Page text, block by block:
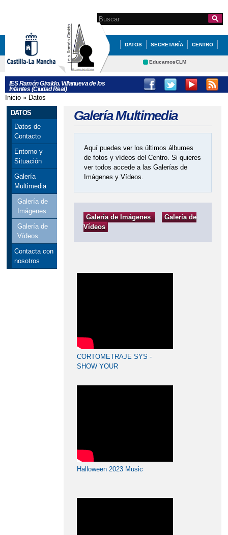
contenido
principal
Formulario de
búsqueda
Search this site
DATOS SECRETARÍA CENTRO
QUÉ HACEMOS NOVEDADES
ERASMUS + EVALUACIÓN
STEAM+
EducamosCLM
Educación Cultura
Contacto
IES Ramón Giraldo, Villanueva de los
Infantes (Ciudad Real)
Se encuentra usted aquí
Inicio » Datos
DATOS
Datos de
Contacto
Entorno y
Situación
Galería
Multimedia
Galería de
Imágenes
Galería de
Vídeos
Contacta con
nosotros
Galería Multimedia
Aquí puedes ver los últimos álbumes
de fotos y vídeos del Centro. Si quieres
ver todos accede a las Galerías de
Imágenes y Vídeos.
Galería de Imágenes
Galería de
Vídeos
CORTOMETRAJE SYS -
SHOW YOUR
Halloween 2023 Music